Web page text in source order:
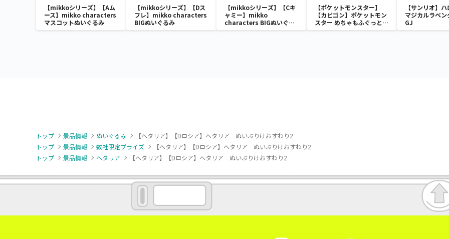
【mikkoシリーズ】【Aム
ース】mikko characters
マスコットぬいぐるみ
【mikkoシリーズ】【Dス
フレ】mikko characters
BIGぬいぐるみ
【mikkoシリーズ】【Cキ
ャミー】mikko
characters BIGぬいぐる
み
【ポケットモンスター】
【カビゴン】ポケットモン
スター めちゃもふぐっと
ほっこりいやされぬいぐる
【サンリオ】
マジカルラベ
GJ
トップ 景品情報 ぬいぐるみ
【ヘタリア】【Dロシア】ヘタリア ぬいぷりけおすわり2
トップ
景品情報 数社限定プライズ
【ヘタリア】【Dロシア】ヘタリア ぬいぷりけおすわり2
トップ
景品情報 ヘタリア 【ヘタリア】【Dロシア】ヘタリア ぬいぷりけおすわり2